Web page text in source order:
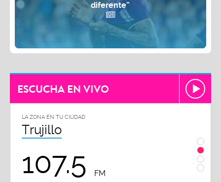
diferente”
ESCUCHA EN VIVO
LA ZONA EN TU CIUDAD
Trujillo
107.5 FM